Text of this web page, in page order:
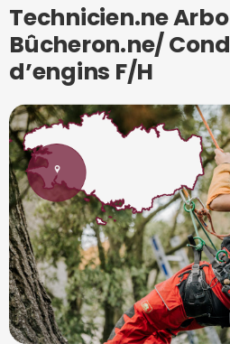
Technicien.ne
Bûcheron.ne/
d’engins F/H